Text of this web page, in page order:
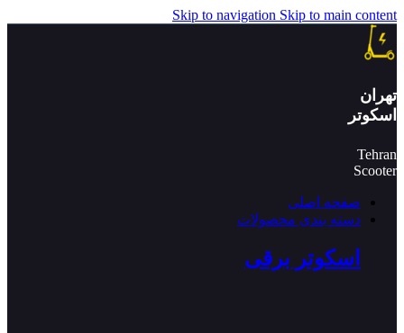
Skip to navigation Skip to main content
تهران
اسکوتر
Tehran
Scooter
صفحه اصلی
دسته بندی محصولات
اسکوتر برقی